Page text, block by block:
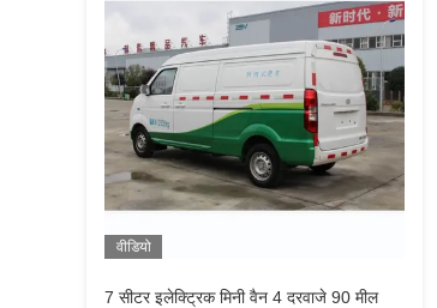
वीडियो
7 सीटर इलेक्ट्रिक मिनी वैन 4 दरवाजे 90 मील